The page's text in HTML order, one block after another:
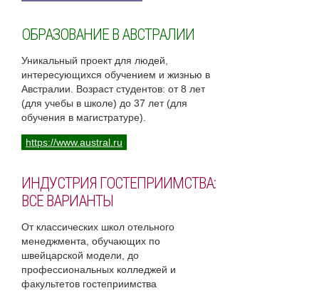
ОБРАЗОВАНИЕ В АВСТРАЛИИ
Уникальный проект для людей,
интересующихся обучением и жизнью в
Австралии. Возраст студентов: от 8 лет
(для учебы в школе) до 37 лет (для
обучения в магистратуре).
https://www.austral.ru
ИНДУСТРИЯ ГОСТЕПРИИМСТВА:
ВСЕ ВАРИАНТЫ
От классических школ отельного
менеджмента, обучающих по
швейцарской модели, до
профессиональных колледжей и
факультетов гостеприимства